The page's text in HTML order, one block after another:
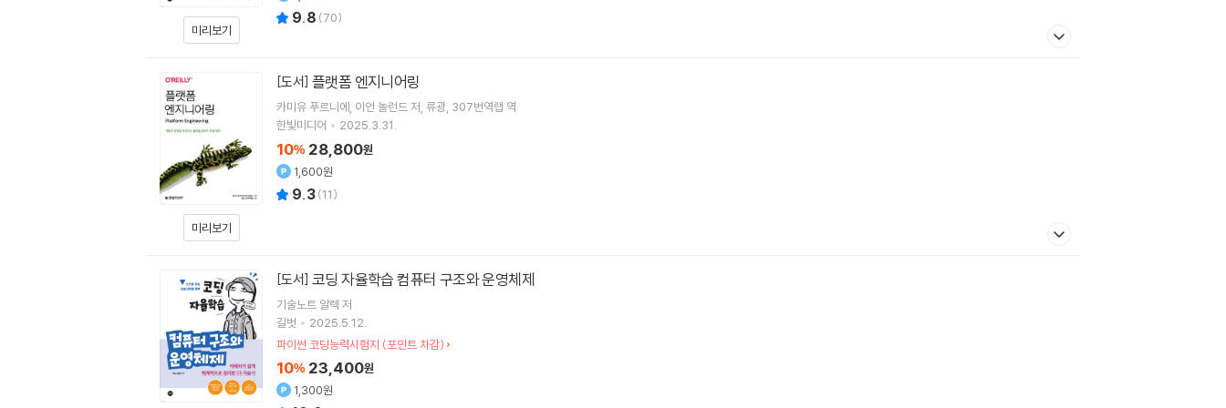
미리보기
9.8 (70)
미리보기
[도서] 플랫폼 엔지니어링
카미유 푸르니에 이언 놀런드저 류광 307번역랩 역
한빛미디어
2025.3.31.
10% 28,800원
1,600원
9.3(11)
[도서] 코딩 자율학습 컴퓨터 구조와 운영체제
기술노트 알렉 저
길벗
2025.5.12.
파이썬 코딩능력시험지 (포인트 차감)
10% 23,400원
1,300원